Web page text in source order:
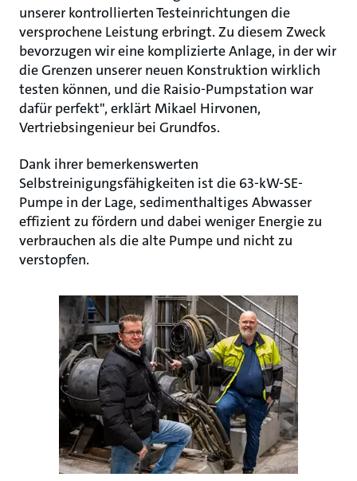
unserer kontrollierten Testeinrichtungen die
versprochene Leistung erbringt. Zu diesem Zweck
bevorzugen wir eine komplizierte Anlage, in der wir
die Grenzen unserer neuen Konstruktion wirklich
testen können, und die Raisio-Pumpstation war
dafür perfekt", erklärt Mikael Hirvonen,
Vertriebsingenieur bei Grundfos.
Dank ihrer bemerkenswerten
Selbstreinigungsfähigkeiten ist die 63-kW-SE-
Pumpe in der Lage, sedimenthaltiges Abwasser
effizient zu fördern und dabei weniger Energie zu
verbrauchen als die alte Pumpe und nicht zu
verstopfen.